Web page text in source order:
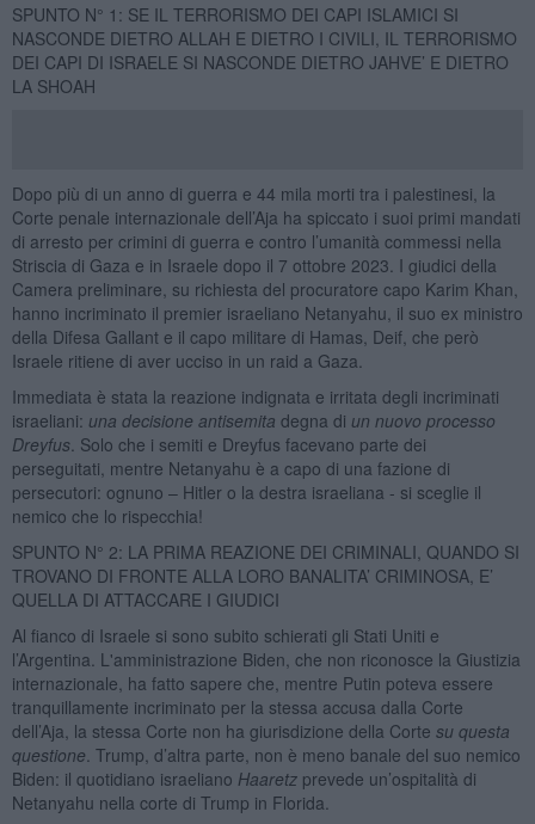
SPUNTO N° 1: SE IL TERRORISMO DEI CAPI ISLAMICI SI
NASCONDE DIETRO ALLAH E DIETRO I CIVILI, IL TERRORISMO
DEI CAPI DI ISRAELE SI NASCONDE DIETRO JAHVE’ E DIETRO
LA SHOAH
Dopo più di un anno di guerra e 44 mila morti tra i palestinesi, la
Corte penale internazionale dell’Aja ha spiccato i suoi primi mandati
di arresto per crimini di guerra e contro l’umanità commessi nella
Striscia di Gaza e in Israele dopo il 7 ottobre 2023. I giudici della
Camera preliminare, su richiesta del procuratore capo Karim Khan,
hanno incriminato il premier israeliano Netanyahu, il suo ex ministro
della Difesa Gallant e il capo militare di Hamas, Deif, che però
Israele ritiene di aver ucciso in un raid a Gaza.
Immediata è stata la reazione indignata e irritata degli incriminati
israeliani: una decisione antisemita degna di un nuovo processo
Dreyfus. Solo che i semiti e Dreyfus facevano parte dei
perseguitati, mentre Netanyahu è a capo di una fazione di
persecutori: ognuno – Hitler o la destra israeliana - si sceglie il
nemico che lo rispecchia!
SPUNTO N° 2: LA PRIMA REAZIONE DEI CRIMINALI, QUANDO SI
TROVANO DI FRONTE ALLA LORO BANALITA’ CRIMINOSA, E’
QUELLA DI ATTACCARE I GIUDICI
Al fianco di Israele si sono subito schierati gli Stati Uniti e
l’Argentina. L'amministrazione Biden, che non riconosce la Giustizia
internazionale, ha fatto sapere che, mentre Putin poteva essere
tranquillamente incriminato per la stessa accusa dalla Corte
dell’Aja, la stessa Corte non ha giurisdizione della Corte su questa
questione . Trump, d’altra parte, non è meno banale del suo nemico
Biden: il quotidiano israeliano Haaretzprevede un’ospitalità di
Netanyahu nella corte di Trump in Florida.